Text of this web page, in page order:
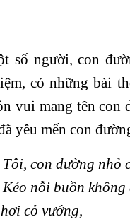
số người, con
có những bài
vui mang tên con
yêu mến con
đường nhỏ
buồn không
vướng,